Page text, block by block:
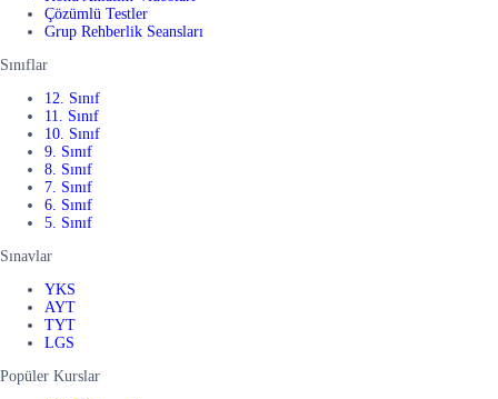
Çözümlü Testler
Grup Rehberlik Seansları
Sınıflar
12. Sınıf
11. Sınıf
10. Sınıf
9. Sınıf
8. Sınıf
7. Sınıf
6. Sınıf
5. Sınıf
Sınavlar
YKS
AYT
TYT
LGS
Popüler Kurslar